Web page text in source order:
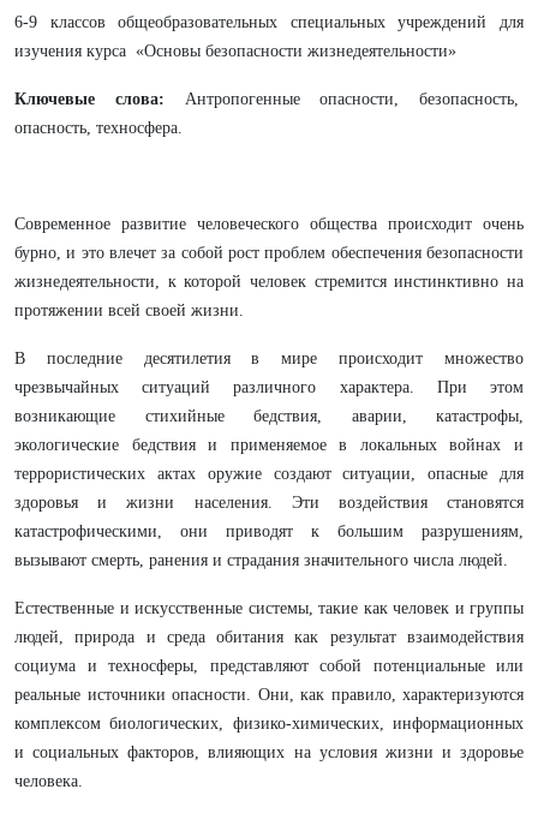
6-9 классов общеобразовательных специальных учреждений для
изучения курса «Основы безопасности жизнедеятельности»
Ключевые слова: Антропогенные опасности, безопасность,
опасность, техносфера.
Современное развитие человеческого общества происходит очень
бурно, и это влечет за собой рост проблем обеспечения безопасности
жизнедеятельности, к которой человек стремится инстинктивно на
протяжении всей своей жизни.
В последние десятилетия в мире происходит множество
чрезвычайных ситуаций различного характера. При этом
возникающие стихийные бедствия, аварии, катастрофы,
экологические бедствия и применяемое в локальных войнах и
террористических актах оружие создают ситуации, опасные для
здоровья и жизни населения. Эти воздействия становятся
катастрофическими, они приводят к большим разрушениям,
вызывают смерть, ранения и страдания значительного числа людей.
Естественные и искусственные системы, такие как человек и группы
людей, природа и среда обитания как результат взаимодействия
социума и техносферы, представляют собой потенциальные или
реальные источники опасности. Они, как правило, характеризуются
комплексом биологических, физико-химических, информационных
и социальных факторов, влияющих на условия жизни и здоровье
человека.